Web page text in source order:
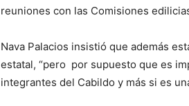
reuniones con las Comisiones
Nava Palacios insistió que además
estatal, “pero por supuesto que es
integrantes del Cabildo y más si es